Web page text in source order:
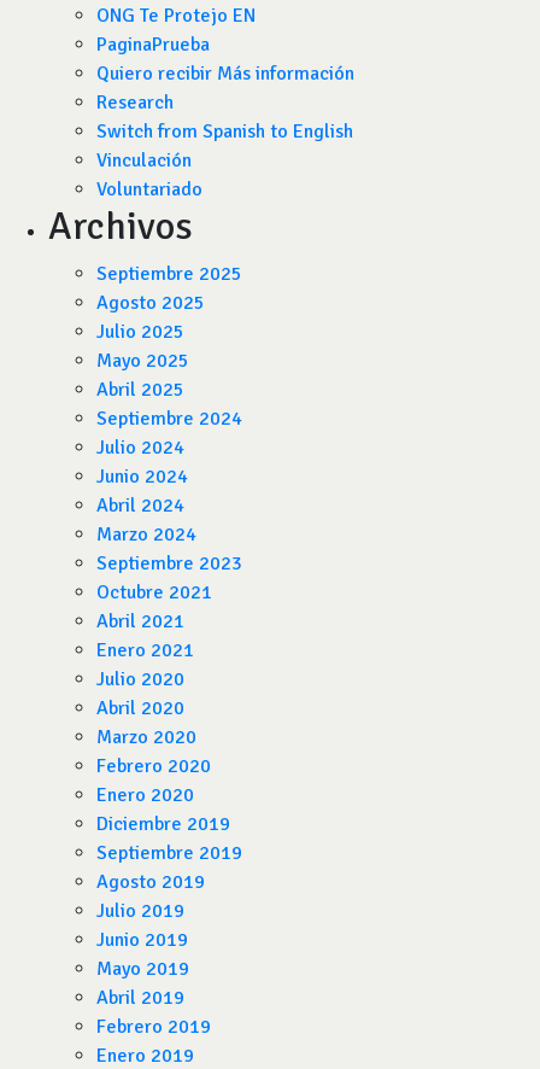
ONG Te Protejo EN
PaginaPrueba
Quiero recibir Más información
Research
Switch from Spanish to English
Vinculación
Voluntariado
Archivos
Septiembre 2025
Agosto 2025
Julio 2025
Mayo 2025
Abril 2025
Septiembre 2024
Julio 2024
Junio 2024
Abril 2024
Marzo 2024
Septiembre 2023
Octubre 2021
Abril 2021
Enero 2021
Julio 2020
Abril 2020
Marzo 2020
Febrero 2020
Enero 2020
Diciembre 2019
Septiembre 2019
Agosto 2019
Julio 2019
Junio 2019
Mayo 2019
Abril 2019
Febrero 2019
Enero 2019